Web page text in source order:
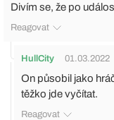
Divím se, že po
Reagovat
HullCity 01.03.2022
On působil jako
těžko jde vyčítat.
Reagovat